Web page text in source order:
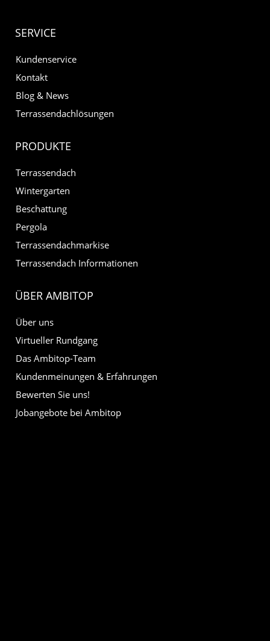
SERVICE
Kundenservice
Kontakt
Blog & News
Terrassendachlösungen
PRODUKTE
Terrassendach
Wintergarten
Beschattung
Pergola
Terrassendachmarkise
Terrassendach Informationen
ÜBER AMBITOP
Über uns
Virtueller Rundgang
Das Ambitop-Team
Kundenmeinungen & Erfahrungen
Bewerten Sie uns!
Jobangebote bei Ambitop